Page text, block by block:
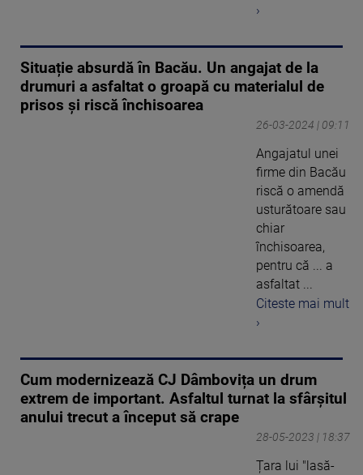
›
Situație absurdă în Bacău. Un angajat de la
drumuri a asfaltat o groapă cu materialul de
prisos și riscă închisoarea
26-03-2024 | 09:11
Angajatul unei
firme din Bacău
riscă o amendă
usturătoare sau
chiar
închisoarea,
pentru că ... a
asfaltat ...
Citeste mai mult
›
Cum modernizează CJ Dâmbovița un drum
extrem de important. Asfaltul turnat la sfârşitul
anului trecut a început să crape
28-05-2023 | 18:37
Țara lui "lasă-